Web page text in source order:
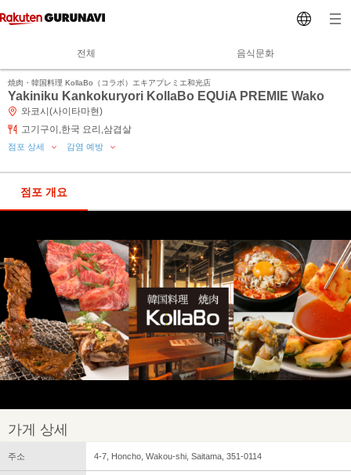
전체 음식문화
焼肉・韓国料理 KollaBo（コラボ）エキアプレミエ和光店
Yakiniku Kankokuryori KollaBo EQUiA PREMIE Wako
와코시(사이타마현)
고기구이,한국 요리,삼겹살
점포 상세 감염 예방
점포 개요
가게 상세
주소 4-7, Honcho, Wakou-shi, Saitama, 351-0114